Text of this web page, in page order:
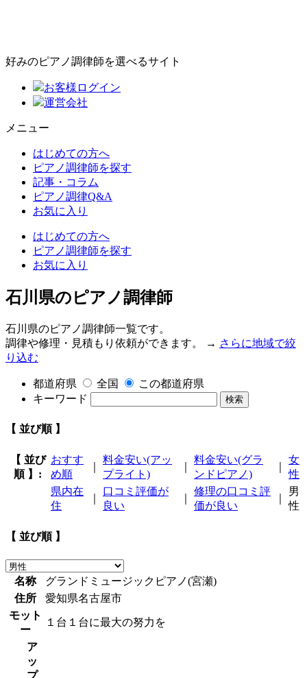
好みのピアノ調律師を選べるサイト
お客様ログイン
運営会社
メニュー
はじめての方へ
ピアノ調律師を探す
記事・コラム
ピアノ調律Q&A
お気に入り
はじめての方へ
ピアノ調律師を探す
お気に入り
石川県のピアノ調律師
石川県のピアノ調律師一覧です。
調律や修理・見積もり依頼ができます。 → さらに地域で絞
り込む
都道府県 全国
この都道府県
キーワード
検索
【 並び順 】
【 並び
順 】:
おすす
め順
料金安い(アッ
プライト)
料金安い(グラ
ンドピアノ)
女
性
県内在
住
口コミ評価が
良い
修理の口コミ評
価が良い
男
性
【 並び順 】
名称
グランドミュージックピアノ(宮瀬)
住所
愛知県名古屋市
モット
ー
１台１台に最大の努力を
ア
ッ
プ